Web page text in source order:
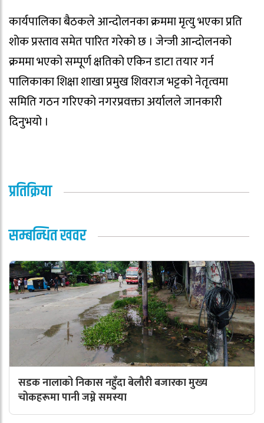
कार्यपालिका बैठकले आन्दोलनका क्रममा मृत्यु भएका प्रति
शोक प्रस्ताव समेत पारित गरेको छ । जेन्जी आन्दोलनको
क्रममा भएको सम्पूर्ण क्षतिको एकिन डाटा तयार गर्न
पालिकाका शिक्षा शाखा प्रमुख शिवराज भट्टको नेतृत्वमा
समिति गठन गरिएको नगरप्रवक्ता अर्यालले जानकारी
दिनुभयो ।
प्रतिक्रिया
सम्बन्धित खवर
सडक नालाको निकास नहुँदा बेलौरी बजारका मुख्य
चोकहरूमा पानी जम्ने समस्या